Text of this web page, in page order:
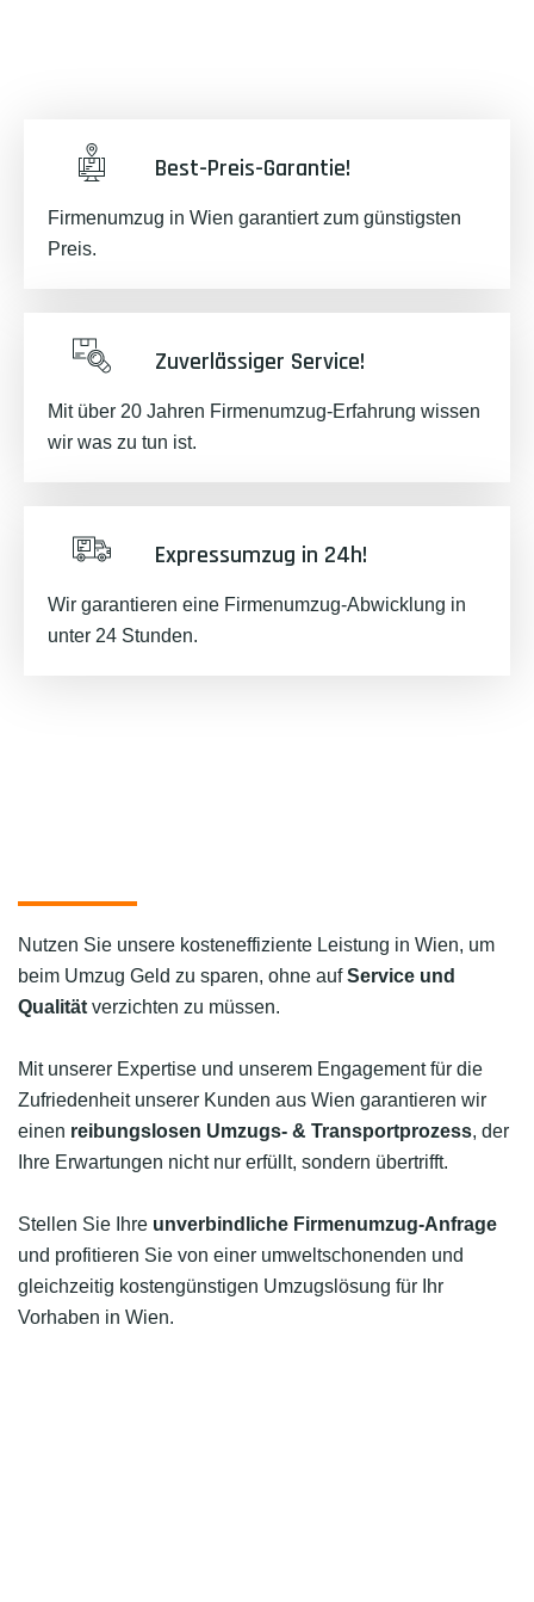
Best-Preis-Garantie!
Firmenumzug in Wien garantiert zum günstigsten
Preis.
Zuverlässiger Service!
Mit über 20 Jahren Firmenumzug-Erfahrung wissen
wir was zu tun ist.
Expressumzug in 24h!
Wir garantieren eine Firmenumzug-Abwicklung in
unter 24 Stunden.
Nutzen Sie unsere kosteneffiziente Leistung in Wien, um
beim Umzug Geld zu sparen, ohne aufService und
Qualität verzichten zu müssen.
Mit unserer Expertise und unserem Engagement für die
Zufriedenheit unserer Kunden aus Wien garantieren wir
einen reibungslosen Umzugs- & Transportprozess, der
Ihre Erwartungen nicht nur erfüllt, sondern übertrifft.
Stellen Sie Ihre unverbindliche Firmenumzug-Anfrage
und profitieren Sie von einer umweltschonenden und
gleichzeitig kostengünstigen Umzugslösung für Ihr
Vorhaben in Wien.